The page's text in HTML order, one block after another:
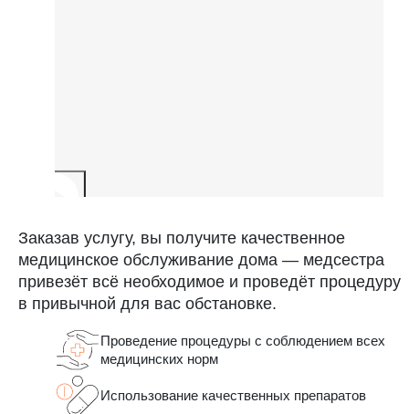
Заказав услугу, вы получите качественное
медицинское обслуживание дома — медсестра
привезёт всё необходимое и проведёт процедуру
в привычной для вас обстановке.
Проведение процедуры с соблюдением всех
медицинских норм
Использование качественных препаратов